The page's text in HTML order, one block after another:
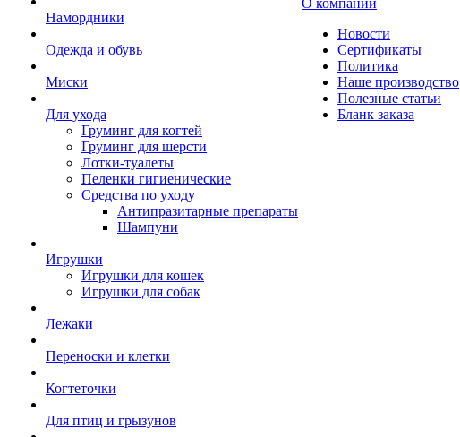
Намордники
Одежда и обувь
Миски
Для ухода
Груминг для когтей
Груминг для шерсти
Лотки-туалеты
Пеленки гигиенические
Средства по уходу
Антипразитарные препараты
Шампуни
Игрушки
Игрушки для кошек
Игрушки для собак
Лежаки
Переноски и клетки
Когтеточки
Для птиц и грызунов
О компании
Новости
Сертификаты
Политика
Наше производство
Полезные статьи
Бланк заказа